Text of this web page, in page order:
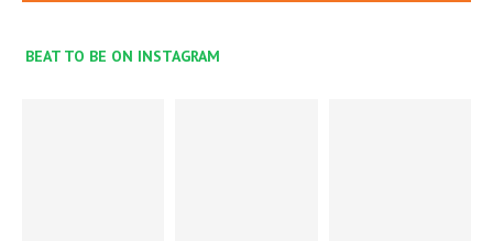
BEAT TO BE ON INSTAGRAM